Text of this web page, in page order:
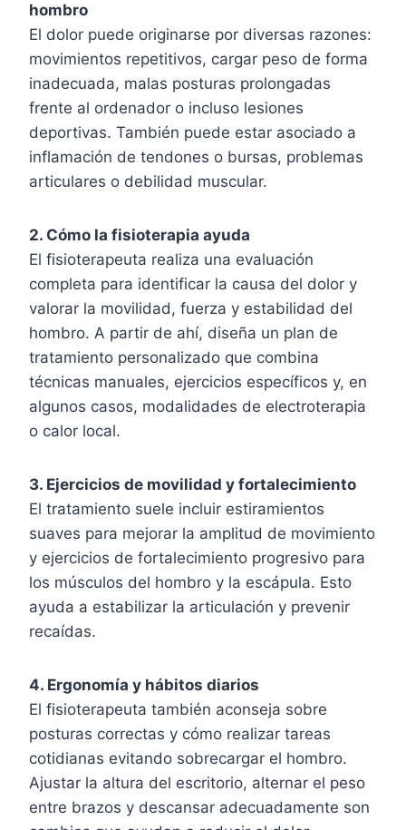
hombro
El dolor puede originarse por diversas razones:
movimientos repetitivos, cargar peso de forma
inadecuada, malas posturas prolongadas
frente al ordenador o incluso lesiones
deportivas. También puede estar asociado a
inflamación de tendones o bursas, problemas
articulares o debilidad muscular.
2. Cómo la fisioterapia ayuda
El fisioterapeuta realiza una evaluación
completa para identificar la causa del dolor y
valorar la movilidad, fuerza y estabilidad del
hombro. A partir de ahí, diseña un plan de
tratamiento personalizado que combina
técnicas manuales, ejercicios específicos y, en
algunos casos, modalidades de electroterapia
o calor local.
3. Ejercicios de movilidad y fortalecimiento
El tratamiento suele incluir estiramientos
suaves para mejorar la amplitud de movimiento
y ejercicios de fortalecimiento progresivo para
los músculos del hombro y la escápula. Esto
ayuda a estabilizar la articulación y prevenir
recaídas.
4. Ergonomía y hábitos diarios
El fisioterapeuta también aconseja sobre
posturas correctas y cómo realizar tareas
cotidianas evitando sobrecargar el hombro.
Ajustar la altura del escritorio, alternar el peso
entre brazos y descansar adecuadamente son